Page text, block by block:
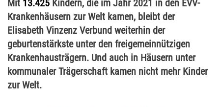
Mit 13.425 Kindern, die im Jahr 2021 in den EVV-
Krankenhäusern zur Welt kamen, bleibt der
Elisabeth Vinzenz Verbund weiterhin der
geburtenstärkste unter den freigemeinnützigen
Krankenhausträgern. Und auch in Häusern unter
kommunaler Trägerschaft kamen nicht mehr Kinder
zur Welt.